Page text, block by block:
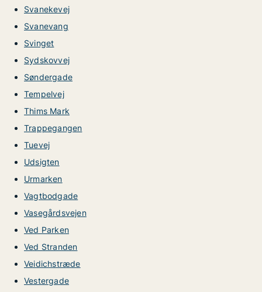
Svanekevej
Svanevang
Svinget
Sydskovvej
Søndergade
Tempelvej
Thims Mark
Trappegangen
Tuevej
Udsigten
Urmarken
Vagtbodgade
Vasegårdsvejen
Ved Parken
Ved Stranden
Veidichstræde
Vestergade